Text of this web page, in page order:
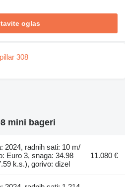
oglas
308
mini bageri
2024, radnih sati: 10 m/
Euro 3, snaga: 34.98
k.s.), gorivo: dizel
11.080 €